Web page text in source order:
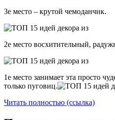
3е место – крутой чемоданчик.
2е место восхитительный,
1е место занимает эта просто
только пуговиц.
Читать полностью (ссылка)